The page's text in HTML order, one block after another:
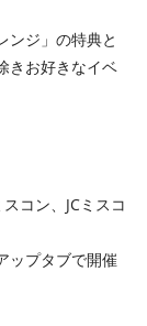
ンジ」の特典と
きお好きなイベ
コン、JCミスコ
ップタブで開催